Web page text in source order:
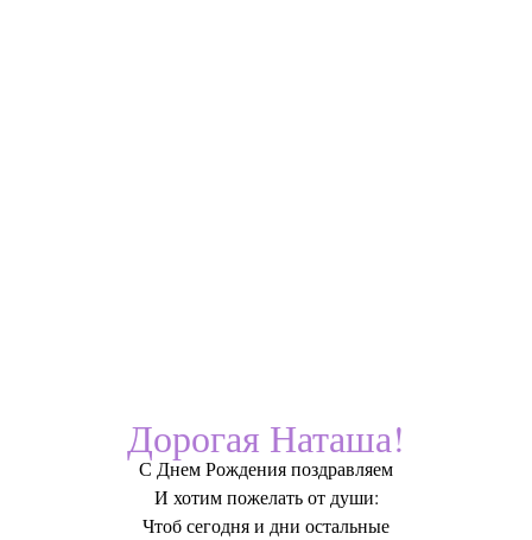
Дорогая Наташа!
С Днем Рождения поздравляем
И хотим пожелать от души:
Чтоб сегодня и дни остальные